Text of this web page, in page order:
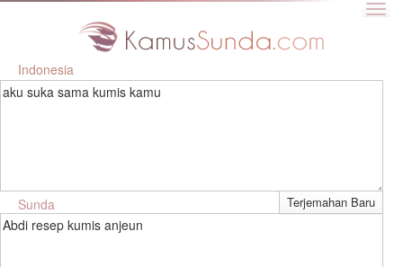
Indonesia
aku suka sama kumis kamu
Sunda
Abdi resep kumis anjeun